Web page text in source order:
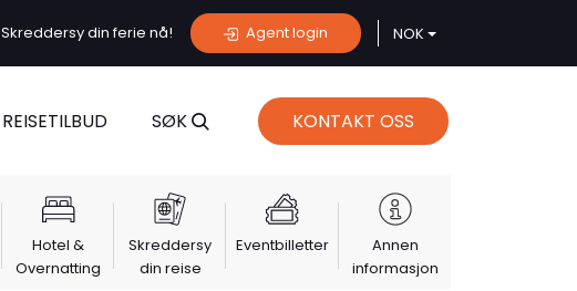
Skreddersy din ferie nå! Agent login NOK
REISETILBUD SØK KONTAKT OSS
Hotel &
Overnatting
Skreddersy
din reise
Eventbilletter
Annen
informasjon